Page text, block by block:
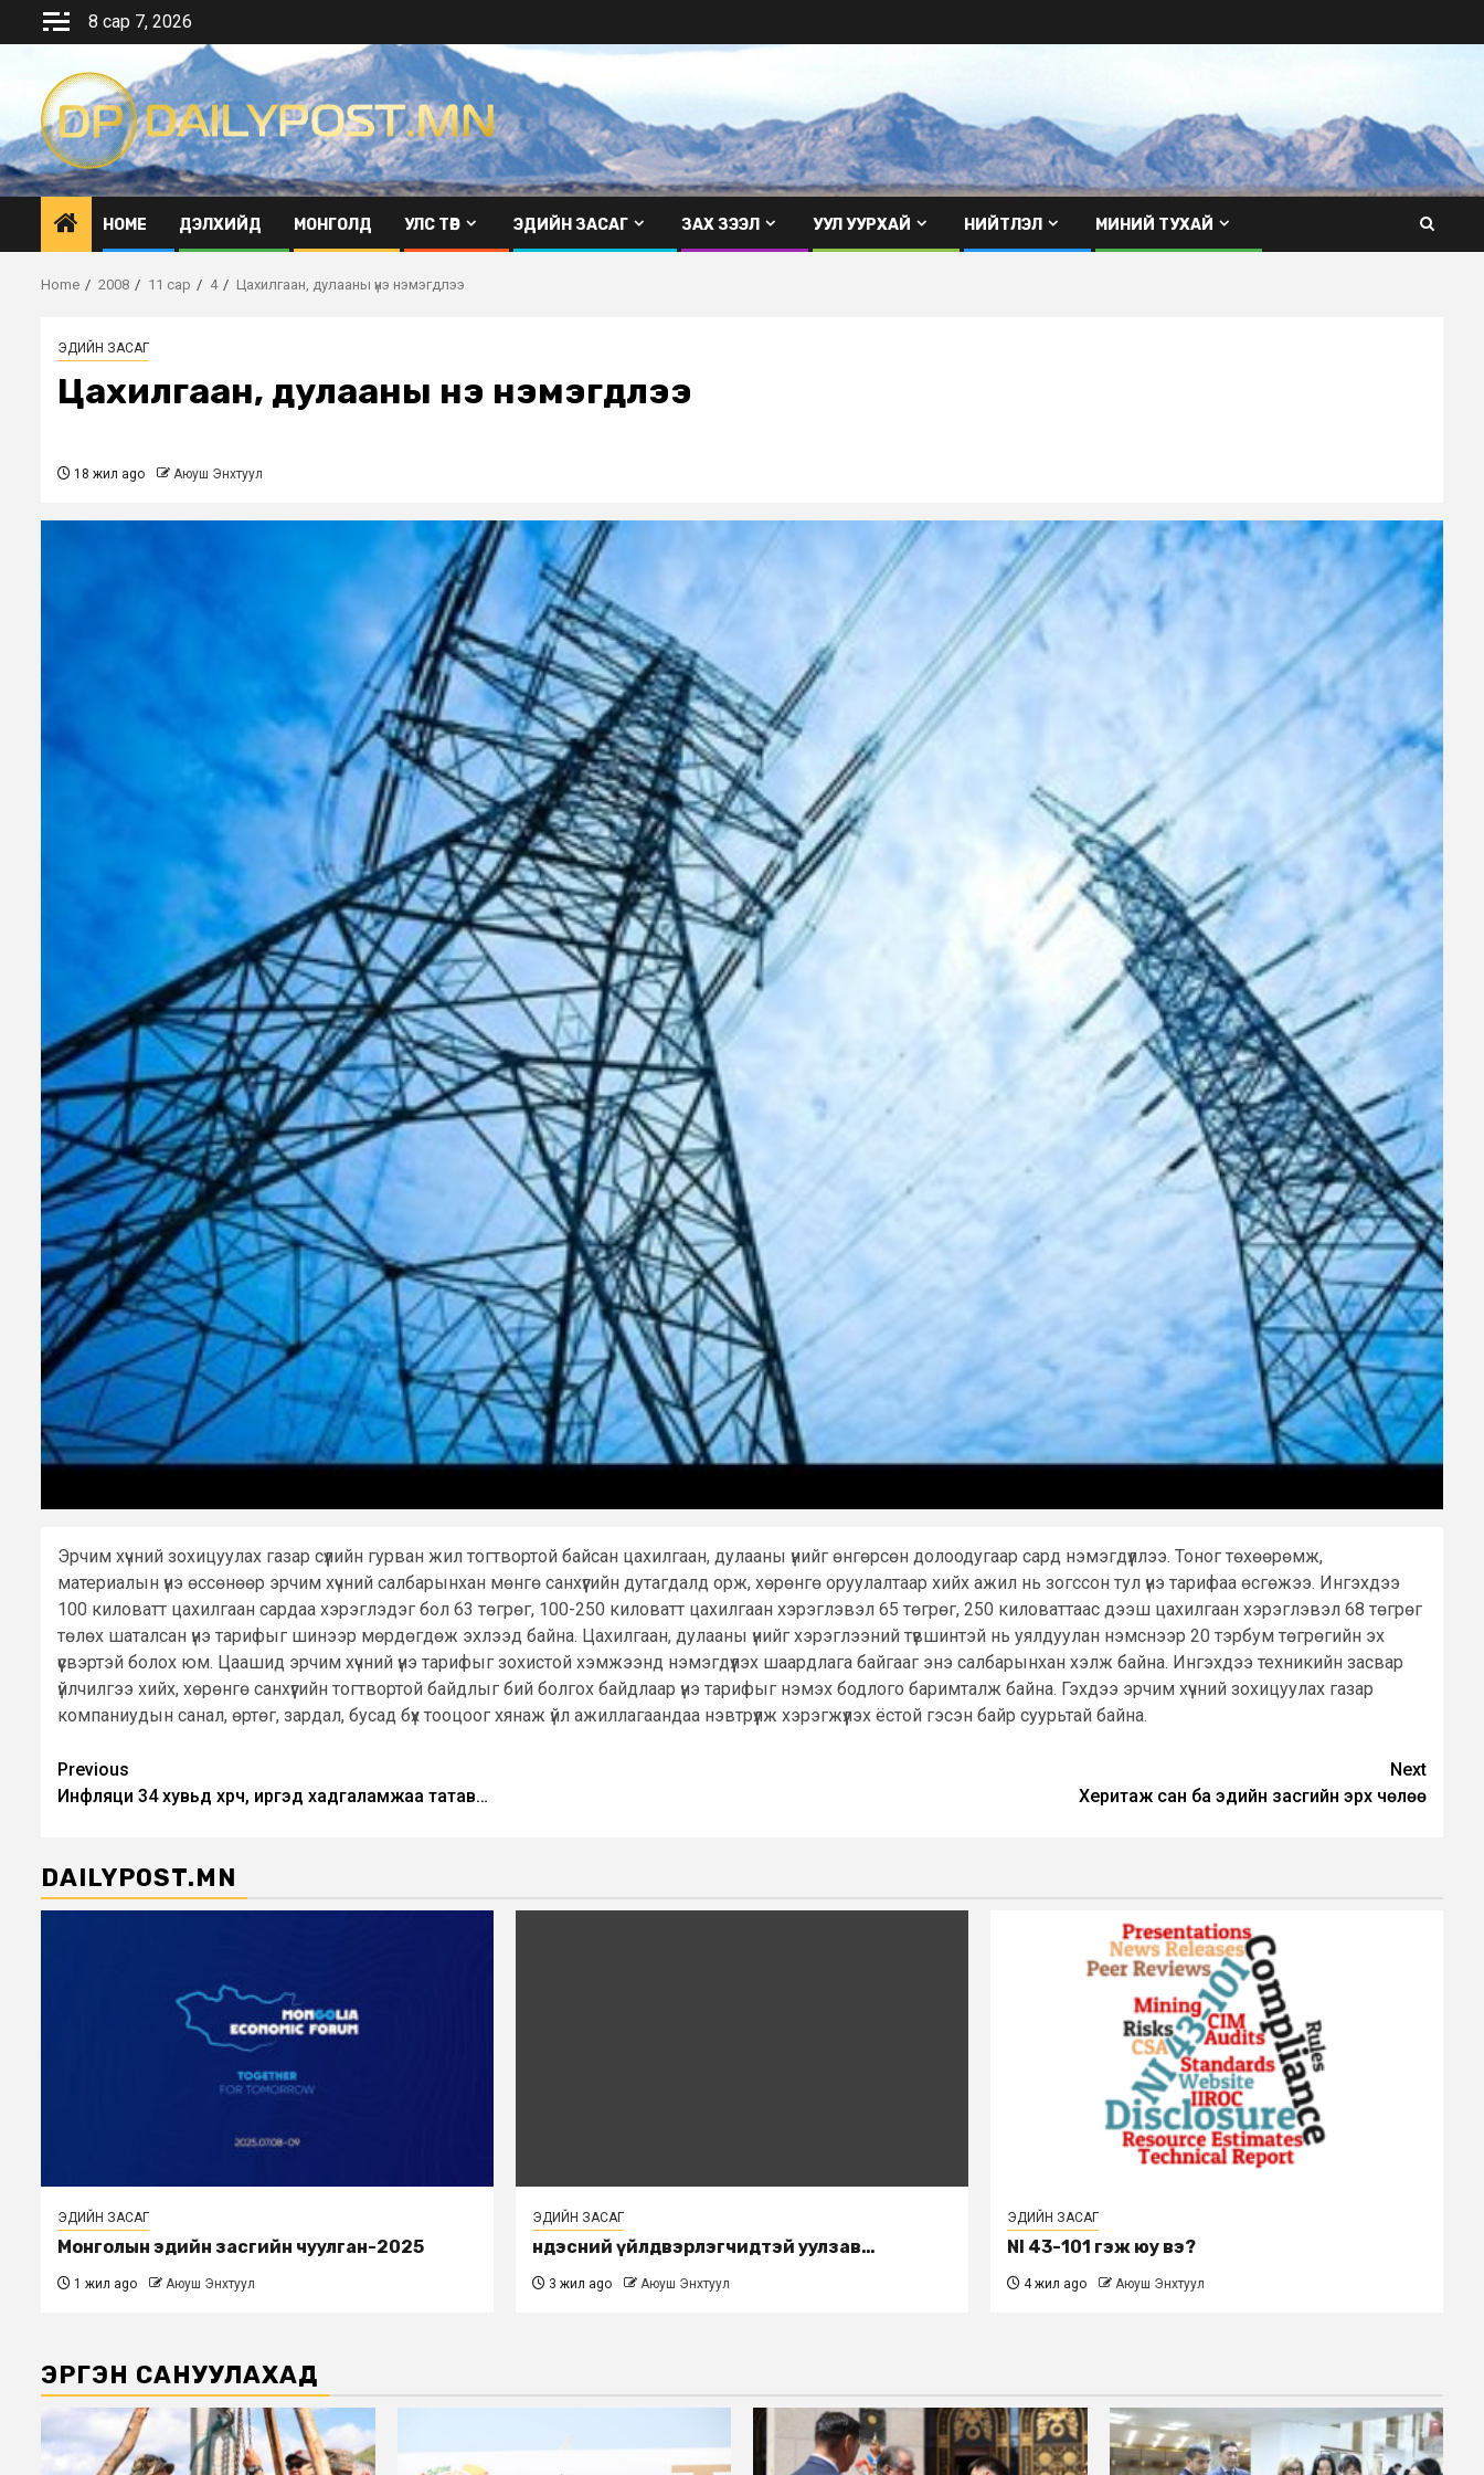
8 сар 7, 2026
HOME ДЭЛХИЙД МОНГОЛД УЛС ТӨР ЭДИЙН ЗАСАГ ЗАХ ЗЭЭЛ УУЛ УУРХАЙ НИЙТЛЭЛ МИНИЙ ТУХАЙ
Home 2008 11 сар 4 Цахилгаан, дулааны үнэ нэмэгдлээ
ЭДИЙН ЗАСАГ
Цахилгаан, дулааны үнэ нэмэгдлээ
18 жил ago Аюуш Энхтуул
Эрчим хүчний зохицуулах газар сүүлийн гурван жил тогтвортой байсан цахилгаан, дулааны үнийг өнгөрсөн долоодугаар сард нэмэгдүүллээ. Тоног төхөөрөмж,
материалын үнэ өссөнөөр эрчим хүчний салбарынхан мөнгө санхүүгийн дутагдалд орж, хөрөнгө оруулалтаар хийх ажил нь зогссон тул үнэ тарифаа өсгөжээ. Ингэхдээ
100 киловатт цахилгаан сардаа хэрэглэдэг бол 63 төгрөг, 100-250 киловатт цахилгаан хэрэглэвэл 65 төгрөг, 250 киловаттаас дээш цахилгаан хэрэглэвэл 68 төгрөг
төлөх шаталсан үнэ тарифыг шинээр мөрдөгдөж эхлээд байна. Цахилгаан, дулааны үнийг хэрэглээний түвшинтэй нь уялдуулан нэмснээр 20 тэрбум төгрөгийн эх
үүсвэртэй болох юм. Цаашид эрчим хүчний үнэ тарифыг зохистой хэмжээнд нэмэгдүүлэх шаардлага байгааг энэ салбарынхан хэлж байна. Ингэхдээ техникийн засвар
үйлчилгээ хийх, хөрөнгө санхүүгийн тогтвортой байдлыг бий болгох байдлаар үнэ тарифыг нэмэх бодлого баримталж байна. Гэхдээ эрчим хүчний зохицуулах газар
компаниудын санал, өртөг, зардал, бусад бүх тооцоог хянаж үйл ажиллагаандаа нэвтрүүлж хэрэгжүүлэх ёстой гэсэн байр суурьтай байна.
Post
navigation
Previous
Инфляци 34 хувьд хүрч, иргэд хадгаламжаа татав…
Next
Херитаж сан ба эдийн засгийн эрх чөлөө
DAILYPOST.MN
ЭДИЙН ЗАСАГ
Монголын эдийн засгийн чуулган-2025
1 жил ago Аюуш Энхтуул
ЭДИЙН ЗАСАГ
Үндэсний үйлдвэрлэгчидтэй уулзав…
3 жил ago Аюуш Энхтуул
ЭДИЙН ЗАСАГ
NI 43-101 гэж юу вэ?
4 жил ago Аюуш Энхтуул
ЭРГЭН САНУУЛАХАД